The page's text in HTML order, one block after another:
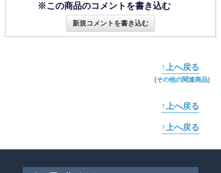
※この商品のコメントを書き込む
新規コメントを書き込む
↑上へ戻る
(その他の関連商品)
↑上へ戻る
↑上へ戻る